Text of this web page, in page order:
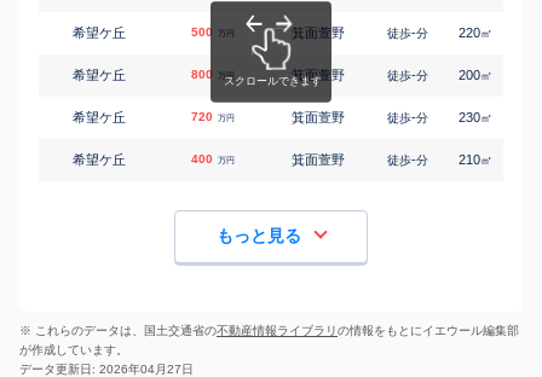
希望ケ丘 500 万円 箕面萱野 徒歩-分 220㎡
希望ケ丘 800 万円 箕面萱野 徒歩-分 200㎡
希望ケ丘 720 万円 箕面萱野 徒歩-分 230㎡
希望ケ丘 400 万円 箕面萱野 徒歩-分 210㎡
もっと見る
※ これらのデータは、国土交通省の不動産情報ライブラリの情報をもとにイエウール編集部
が作成しています。
データ更新日: 2026年04月27日